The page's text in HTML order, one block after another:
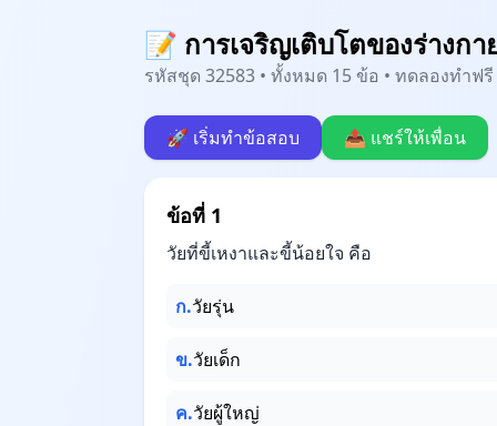
📝 การเจริญเติบโตของร่างกา
รหัสชุด 32583 • ทั้งหมด 15 ข้อ • ทดลองทำฟ
🚀 เริ่มทำข้อสอบ 📤 แชร์ให้เพื่อน
ข้อที่ 1
วัยที่ขี้เหงาและขี้น้อยใจ คือ
ก.วัยรุ่น
ข.วัยเด็ก
ค.วัยผู้ใหญ่